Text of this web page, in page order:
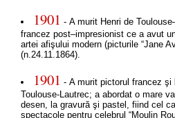
1901 - A murit Henri de
francez post–impresionist ce a avut
artei afişului modern (picturile “Jane
(n.24.11.1864).
1901 - A murit pictorul francez şi
Toulouse-Lautrec; a abordat o mare
desen, la gravură şi pastel, fiind cel
spectacole pentru celebrul “Moulin